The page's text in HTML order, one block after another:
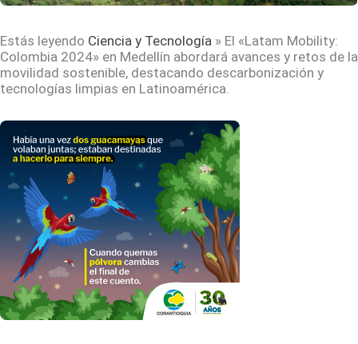
Estás leyendo Ciencia y Tecnología » El «Latam Mobility:
Colombia 2024» en Medellín abordará avances y retos de la
movilidad sostenible, destacando descarbonización y
tecnologías limpias en Latinoamérica.